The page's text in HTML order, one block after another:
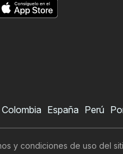
Colombia España Perú
y condiciones de uso del